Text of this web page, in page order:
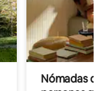
Nómadas